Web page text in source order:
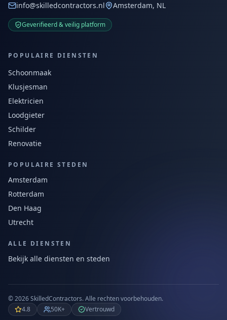
info@skilledcontractors.nl Amsterdam, NL
Geverifieerd & veilig platform
POPULAIRE DIENSTEN
Schoonmaak
Klusjesman
Elektricien
Loodgieter
Schilder
Renovatie
POPULAIRE STEDEN
Amsterdam
Rotterdam
Den Haag
Utrecht
ALLE DIENSTEN
Bekijk alle diensten en steden
©2026SkilledContractors.Alle rechten voorbehouden.
4.8
50K+ Vertrouwd